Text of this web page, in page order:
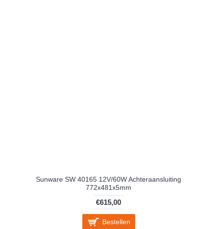
Sunware SW 40165 12V/60W Achteraansluiting
772x481x5mm
€615,00
Bestellen